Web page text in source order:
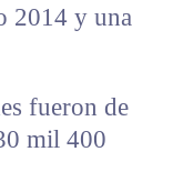
2014 y una
fueron de
mil 400